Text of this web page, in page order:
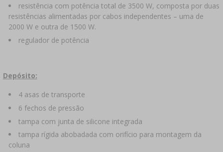
resistência com potência total de 3500 W, composta por duas
resistências alimentadas por cabos independentes – uma de
2000 W e outra de 1500 W.
regulador de potência
Depósito:
4 asas de transporte
6 fechos de pressão
tampa com junta de silicone integrada
tampa rígida abobadada com orifício para montagem da
coluna